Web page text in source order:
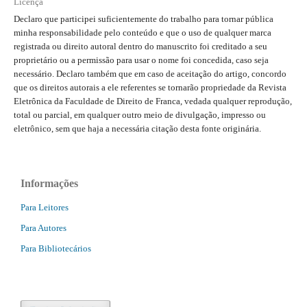
Declaro que participei suficientemente do trabalho para tornar pública
minha responsabilidade pelo conteúdo e que o uso de qualquer marca
registrada ou direito autoral dentro do manuscrito foi creditado a seu
proprietário ou a permissão para usar o nome foi concedida, caso seja
necessário. Declaro também que em caso de aceitação do artigo, concordo
que os direitos autorais a ele referentes se tornarão propriedade da Revista
Eletrônica da Faculdade de Direito de Franca, vedada qualquer reprodução,
total ou parcial, em qualquer outro meio de divulgação, impresso ou
eletrônico, sem que haja a necessária citação desta fonte originária.
Informações
Para Leitores
Para Autores
Para Bibliotecários